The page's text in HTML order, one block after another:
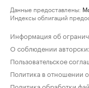
Данные предоставлены:
Индексы облигаций
Информация об
О соблюдении
Пользовательское
Политика в отношении
Политика обработки